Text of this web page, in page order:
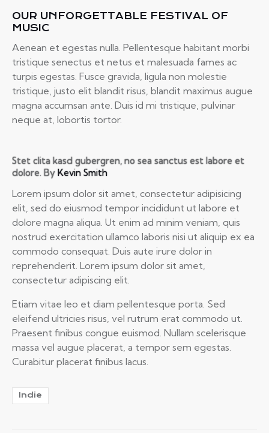
OUR UNFORGETTABLE FESTIVAL OF
MUSIC
Aenean et egestas nulla. Pellentesque habitant morbi
tristique senectus et netus et malesuada fames ac
turpis egestas. Fusce gravida, ligula non molestie
tristique, justo elit blandit risus, blandit maximus augue
magna accumsan ante. Duis id mi tristique, pulvinar
neque at, lobortis tortor.
Stet clita kasd gubergren, no sea sanctus est labore et
dolore. By Kevin Smith
Lorem ipsum dolor sit amet, consectetur adipisicing
elit, sed do eiusmod tempor incididunt ut labore et
dolore magna aliqua. Ut enim ad minim veniam, quis
nostrud exercitation ullamco laboris nisi ut aliquip ex ea
commodo consequat. Duis aute irure dolor in
reprehenderit. Lorem ipsum dolor sit amet,
consectetur adipiscing elit.
Etiam vitae leo et diam pellentesque porta. Sed
eleifend ultricies risus, vel rutrum erat commodo ut.
Praesent finibus congue euismod. Nullam scelerisque
massa vel augue placerat, a tempor sem egestas.
Curabitur placerat finibus lacus.
Indie